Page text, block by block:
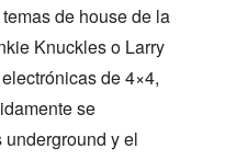
de house de la
Knuckles o Larry
de 4×4,
se
y el